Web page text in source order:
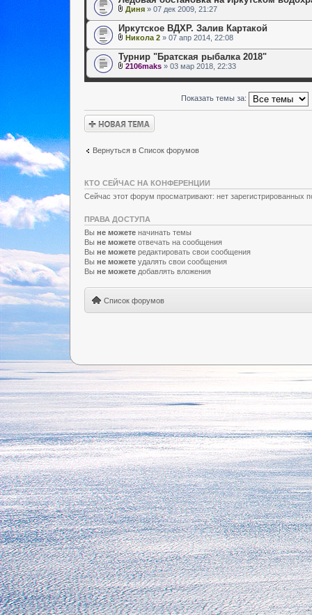
Диня » 07 дек 2009, 21:27
Иркутское ВДХР. Залив Картакой
Никола 2 » 07 апр 2014, 22:08
Турнир "Братская рыбалка 2018"
2106maks » 03 мар 2018, 22:33
Показать темы за:
Новая тема
Вернуться в Список форумов
КТО СЕЙЧАС НА КОНФЕРЕНЦИИ
Сейчас этот форум просматривают: нет зарегистрированных
ПРАВА ДОСТУПА
Вы не можете начинать темы
Вы не можете отвечать на сообщения
Вы не можете редактировать свои сообщения
Вы не можете удалять свои сообщения
Вы не можете добавлять вложения
Список форумов